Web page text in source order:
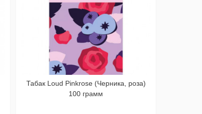
Табак Loud Pinkrose (Черника, роза)
100 грамм